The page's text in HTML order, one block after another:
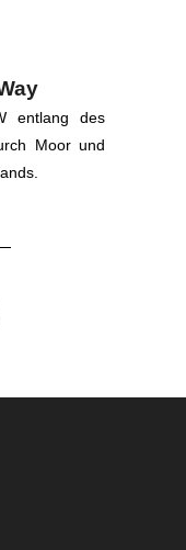
entlang des
Moor und